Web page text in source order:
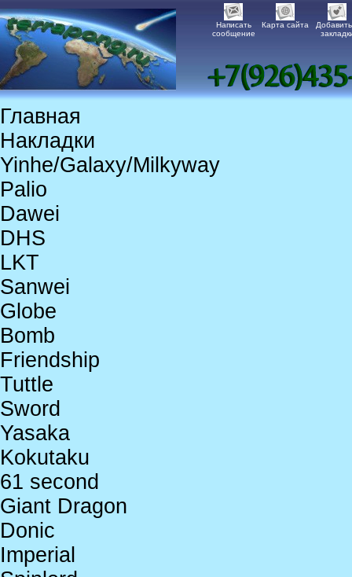
Написать
сообщение
Карта сайта
Главная
Накладки
Yinhe/Galaxy/Milkyway
Palio
Dawei
DHS
LKT
Sanwei
Globe
Bomb
Friendship
Tuttle
Sword
Yasaka
Kokutaku
61 second
Giant Dragon
Donic
Imperial